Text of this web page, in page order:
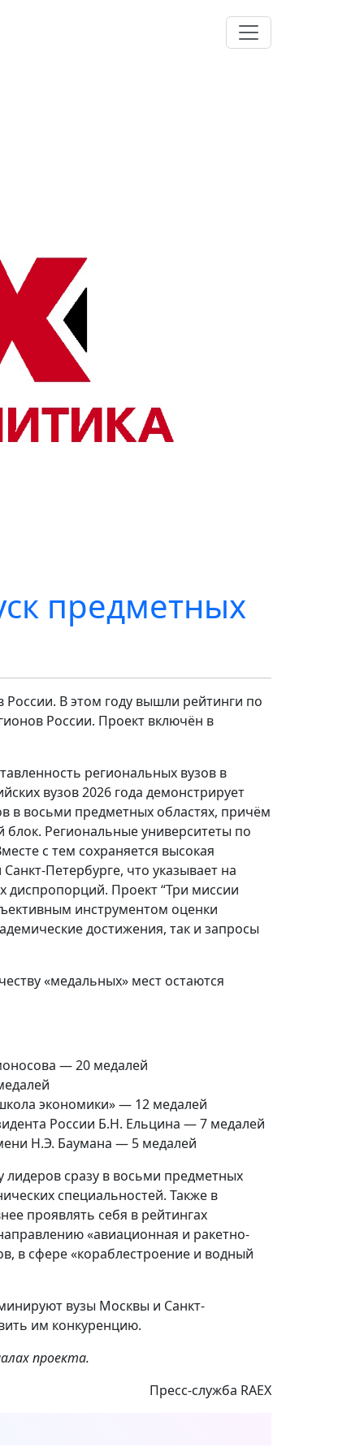
предметных
России. В этом году вышли рейтинги по
России. Проект включён в
региональных вузов в
вузов 2026 года демонстрирует
в восьми предметных областях, причём
Региональные университеты по
с тем сохраняется высокая
Петербурге, что указывает на
Проект “Три миссии
инструментом оценки
достижения, так и запросы
«медальных» мест остаются
— 20 медалей
экономики» — 12 медалей
России Б.Н. Ельцина — 7 медалей
Н.Э. Баумана — 5 медалей
лидеров сразу в восьми предметных
специальностей. Также в
проявлять себя в рейтингах
«авиационная и ракетно-
в сфере «кораблестроение и водный
вузы Москвы и Санкт-
им конкуренцию.
проекта.
Пресс-служба RAEX